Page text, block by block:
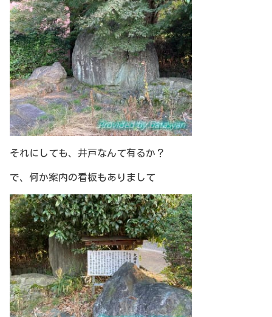
それにしても、井戸なんて有るか？
で、何か案内の看板もありまして